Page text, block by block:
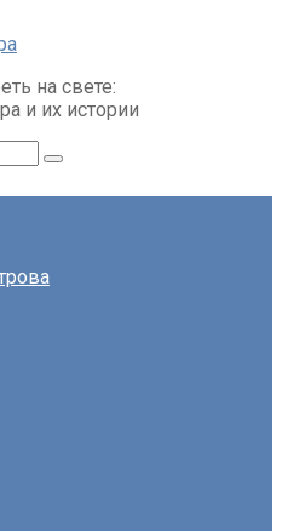
на свете:
и их истории